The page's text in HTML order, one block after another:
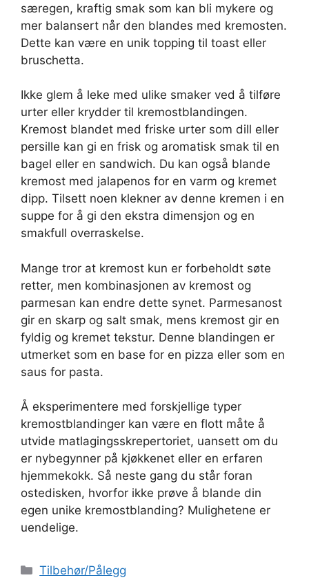
særegen, kraftig smak som kan bli mykere og
mer balansert når den blandes med kremosten.
Dette kan være en unik topping til toast eller
bruschetta.
Ikke glem å leke med ulike smaker ved å tilføre
urter eller krydder til kremostblandingen.
Kremost blandet med friske urter som dill eller
persille kan gi en frisk og aromatisk smak til en
bagel eller en sandwich. Du kan også blande
kremost med jalapenos for en varm og kremet
dipp. Tilsett noen klekner av denne kremen i en
suppe for å gi den ekstra dimensjon og en
smakfull overraskelse.
Mange tror at kremost kun er forbeholdt søte
retter, men kombinasjonen av kremost og
parmesan kan endre dette synet. Parmesanost
gir en skarp og salt smak, mens kremost gir en
fyldig og kremet tekstur. Denne blandingen er
utmerket som en base for en pizza eller som en
saus for pasta.
Å eksperimentere med forskjellige typer
kremostblandinger kan være en flott måte å
utvide matlagingsskrepertoriet, uansett om du
er nybegynner på kjøkkenet eller en erfaren
hjemmekokk. Så neste gang du står foran
ostedisken, hvorfor ikke prøve å blande din
egen unike kremostblanding? Mulighetene er
uendelige.
Kategorier
Tilbehør/Pålegg